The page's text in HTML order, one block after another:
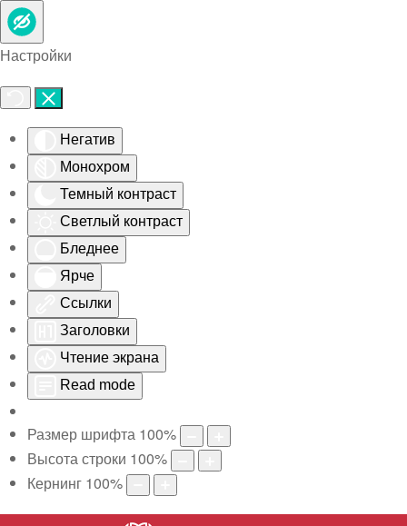
Настройки
Негатив
Монохром
Темный контраст
Светлый контраст
Бледнее
Ярче
Ссылки
Заголовки
Чтение экрана
Read mode
Размер шрифта 100%
Высота строки 100%
Кернинг 100%
Skip to main content